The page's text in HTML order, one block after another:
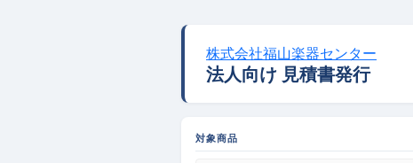
株式会社福山楽器センター
法人向け 見積書発行
対象商品